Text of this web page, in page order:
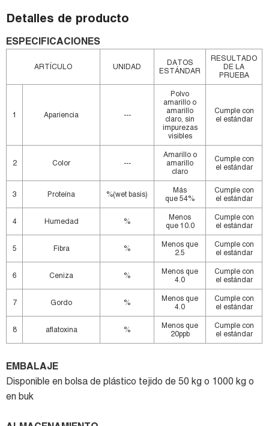
Detalles de producto
ESPECIFICACIONES
ARTÍCULO UNIDAD
DATOS
ESTÁNDAR
RESULTADO
DE LA
PRUEBA
1 Apariencia ---
Polvo
amarillo o
amarillo
claro, sin
impurezas
visibles
Cumple con
el estándar
2 Color ---
Amarillo o
amarillo
claro
Cumple con
el estándar
3 Proteína %(wet basis)
Más
que 54%
Cumple con
el estándar
4 Humedad %
Menos
que 10.0
Cumple con
el estándar
5 Fibra %
Menos que
2.5
Cumple con
el estándar
6 Ceniza %
Menos que
4.0
Cumple con
el estándar
7 Gordo %
Menos que
4.0
Cumple con
el estándar
8 aflatoxina %
Menos que
20ppb
Cumple con
el estándar
EMBALAJE
Disponible en bolsa de plástico tejido de 50 kg o 1000 kg o
en buk